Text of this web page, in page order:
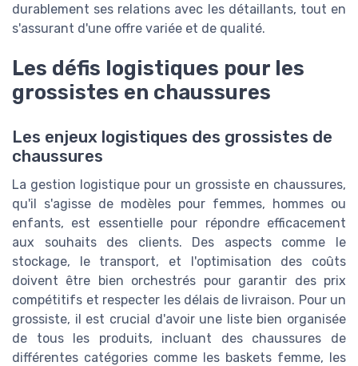
durablement ses relations avec les détaillants, tout en
s'assurant d'une offre variée et de qualité.
Les défis logistiques pour les
grossistes en chaussures
Les enjeux logistiques des grossistes de
chaussures
La gestion logistique pour un grossiste en chaussures,
qu'il s'agisse de modèles pour femmes, hommes ou
enfants, est essentielle pour répondre efficacement
aux souhaits des clients. Des aspects comme le
stockage, le transport, et l'optimisation des coûts
doivent être bien orchestrés pour garantir des prix
compétitifs et respecter les délais de livraison. Pour un
grossiste, il est crucial d'avoir une liste bien organisée
de tous les produits, incluant des chaussures de
différentes catégories comme les baskets femme, les